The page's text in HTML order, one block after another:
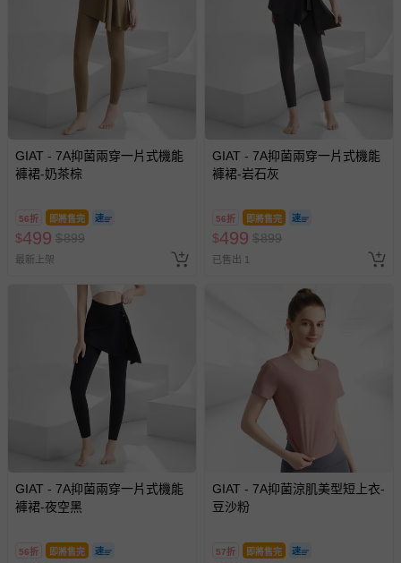
GIAT - 7A抑菌兩穿一片式機能
褲裙-奶茶棕
56折 即將售完
$499 $899
最新上架
GIAT - 7A抑菌兩穿一片式機能
褲裙-岩石灰
56折 即將售完
$499 $899
已售出 1
GIAT - 7A抑菌兩穿一片式機能
褲裙-夜空黑
56折 即將售完
GIAT - 7A抑菌涼肌美型短上衣-
豆沙粉
57折 即將售完